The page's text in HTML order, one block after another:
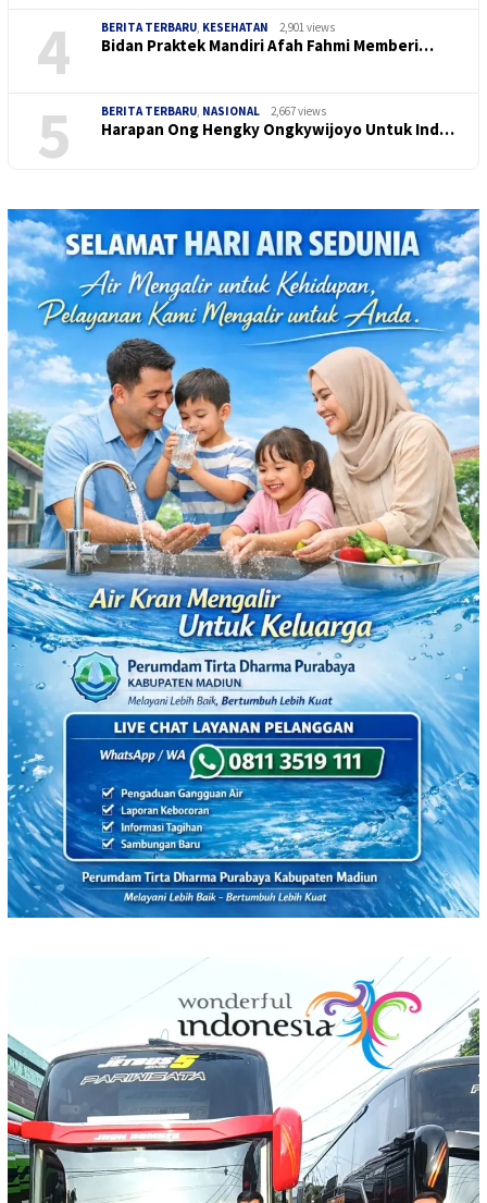
4
BERITA TERBARU, KESEHATAN 2,901 views
Bidan Praktek Mandiri Afah Fahmi Memberi…
5 BERITA TERBARU, NASIONAL 2,667 views
Harapan Ong Hengky Ongkywijoyo Untuk Ind…